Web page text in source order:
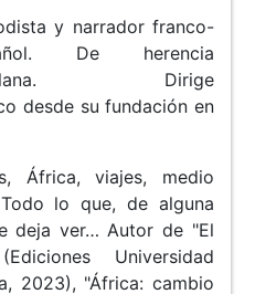
y narrador franco-
De herencia
Dirige
desde su fundación en
África, viajes, medio
lo que, de alguna
deja ver… Autor de "El
Universidad
2023), "África: cambio